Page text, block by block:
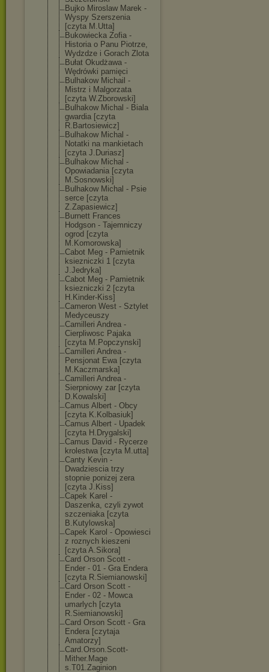
Bujko Miroslaw Marek -
Wyspy Szerszenia
[czyta M.Utta]
Bukowiecka Zofia -
Historia o Panu Piotrze,
Wydzdze i Gorach Zlota
Bułat Okudżawa -
Wędrówki pamięci
Bulhakow Michail -
Mistrz i Malgorzata
[czyta W.Zborowski]
Bulhakow Michal - Biala
gwardia [czyta
R.Bartosiewicz]
Bulhakow Michal -
Notatki na mankietach
[czyta J.Duriasz]
Bulhakow Michal -
Opowiadania [czyta
M.Sosnowski]
Bulhakow Michal - Psie
serce [czyta
Z.Zapasiewicz]
Burnett Frances
Hodgson - Tajemniczy
ogrod [czyta
M.Komorowska]
Cabot Meg - Pamietnik
ksiezniczki 1 [czyta
J.Jedryka]
Cabot Meg - Pamietnik
ksiezniczki 2 [czyta
H.Kinder-Kiss]
Cameron West - Sztylet
Medyceuszy
Camilleri Andrea -
Cierpliwosc Pajaka
[czyta M.Popczynski]
Camilleri Andrea -
Pensjonat Ewa [czyta
M.Kaczmarska]
Camilleri Andrea -
Sierpniowy zar [czyta
D.Kowalski]
Camus Albert - Obcy
[czyta K.Kolbasiuk]
Camus Albert - Upadek
[czyta H.Drygalski]
Camus David - Rycerze
krolestwa [czyta M.utta]
Canty Kevin -
Dwadziescia trzy
stopnie ponizej zera
[czyta J.Kiss]
Capek Karel -
Daszenka, czyli zywot
szczeniaka [czyta
B.Kutylowska]
Capek Karol - Opowiesci
z roznych kieszeni
[czyta A.Sikora]
Card Orson Scott -
Ender - 01 - Gra Endera
[czyta R.Siemianowski]
Card Orson Scott -
Ender - 02 - Mowca
umarlych [czyta
R.Siemianowski]
Card Orson Scott - Gra
Endera [czytaja
Amatorzy]
Card.Orson.Scott-
Mither.Mage
s.T01.Zaginion